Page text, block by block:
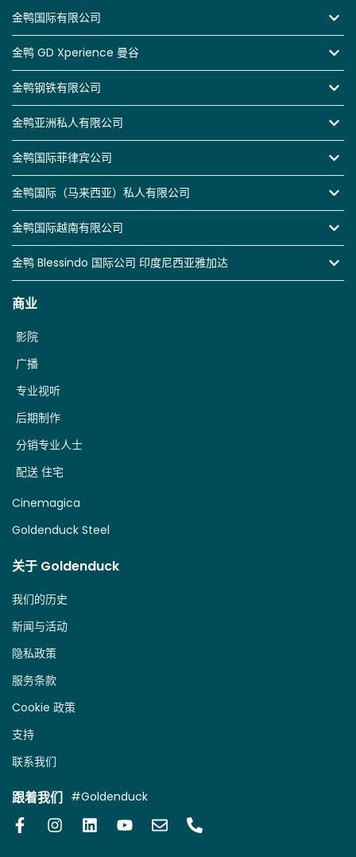
金鸭国际有限公司
金鸭 GD Xperience 曼谷
金鸭钢铁有限公司
金鸭亚洲私人有限公司
金鸭国际菲律宾公司
金鸭国际（马来西亚）私人有限公司
金鸭国际越南有限公司
金鸭 Blessindo 国际公司 印度尼西亚雅加达
商业
配送 住宅
分销专业人士
后期制作
专业视听
广播
影院
Cinemagica
Goldenduck Steel
关于 Goldenduck
我们的历史
新闻与活动
隐私政策
服务条款
Cookie 政策
支持
联系我们
跟着我们 #Goldenduck